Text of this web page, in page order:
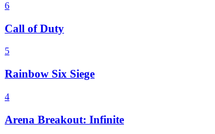
6
Call of Duty
5
Rainbow Six Siege
4
Arena Breakout: Infinite